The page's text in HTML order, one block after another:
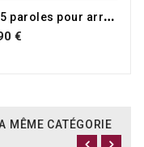
3
65 paroles pour arrêter de faire la gueule
€
MÊME CATÉGORIE